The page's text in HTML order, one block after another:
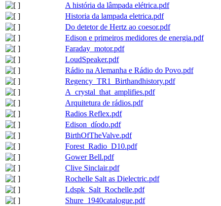
A história da lâmpada elétrica.pdf
Historia da lampada eletrica.pdf
Do detetor de Hertz ao coesor.pdf
Edison e primeiros medidores de energia.pdf
Faraday_motor.pdf
LoudSpeaker.pdf
Rádio na Alemanha e Rádio do Povo.pdf
Regency_TR1_Birthandhistory.pdf
A_crystal_that_amplifies.pdf
Arquitetura de rádios.pdf
Radios Reflex.pdf
Edison_díodo.pdf
BirthOfTheValve.pdf
Forest_Radio_D10.pdf
Gower Bell.pdf
Clive Sinclair.pdf
Rochelle Salt as Dielectric.pdf
Ldspk_Salt_Rochelle.pdf
Shure_1940catalogue.pdf